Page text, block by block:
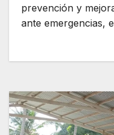
prevención y
ante emergencias,